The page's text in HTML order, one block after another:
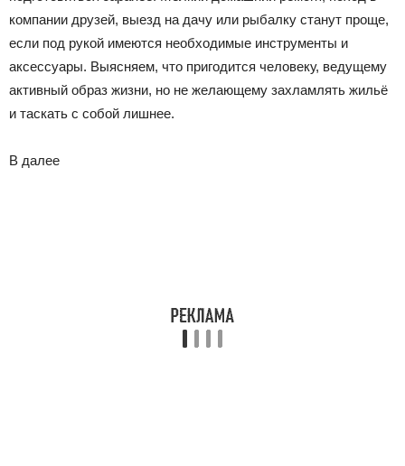
компании друзей, выезд на дачу или рыбалку станут проще,
если под рукой имеются необходимые инструменты и
аксессуары. Выясняем, что пригодится человеку, ведущему
активный образ жизни, но не желающему захламлять жильё
и таскать с собой лишнее.
В далее